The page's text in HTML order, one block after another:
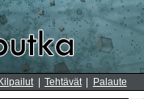
Kilpailut Tehtävät Palaute